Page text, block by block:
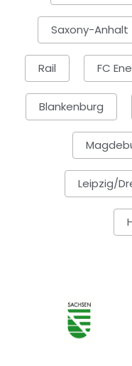
Saxony-Anhalt
Rail FC
Blankenburg
Leipzig/